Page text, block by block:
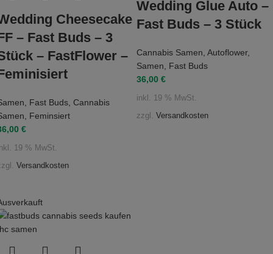
Cheesecake
– Fast Buds – 3
– FastFlower –
Fast Buds Cannabis
Feminsiert
€
19 % MwSt.
Versandkosten
Wedding Glue Auto –
Fast Buds – 3 Stück
Cannabis Samen Autoflower,
Samen
Fast Buds
36,00 €
inkl. 19 % MwSt.
zzgl. Versandkosten